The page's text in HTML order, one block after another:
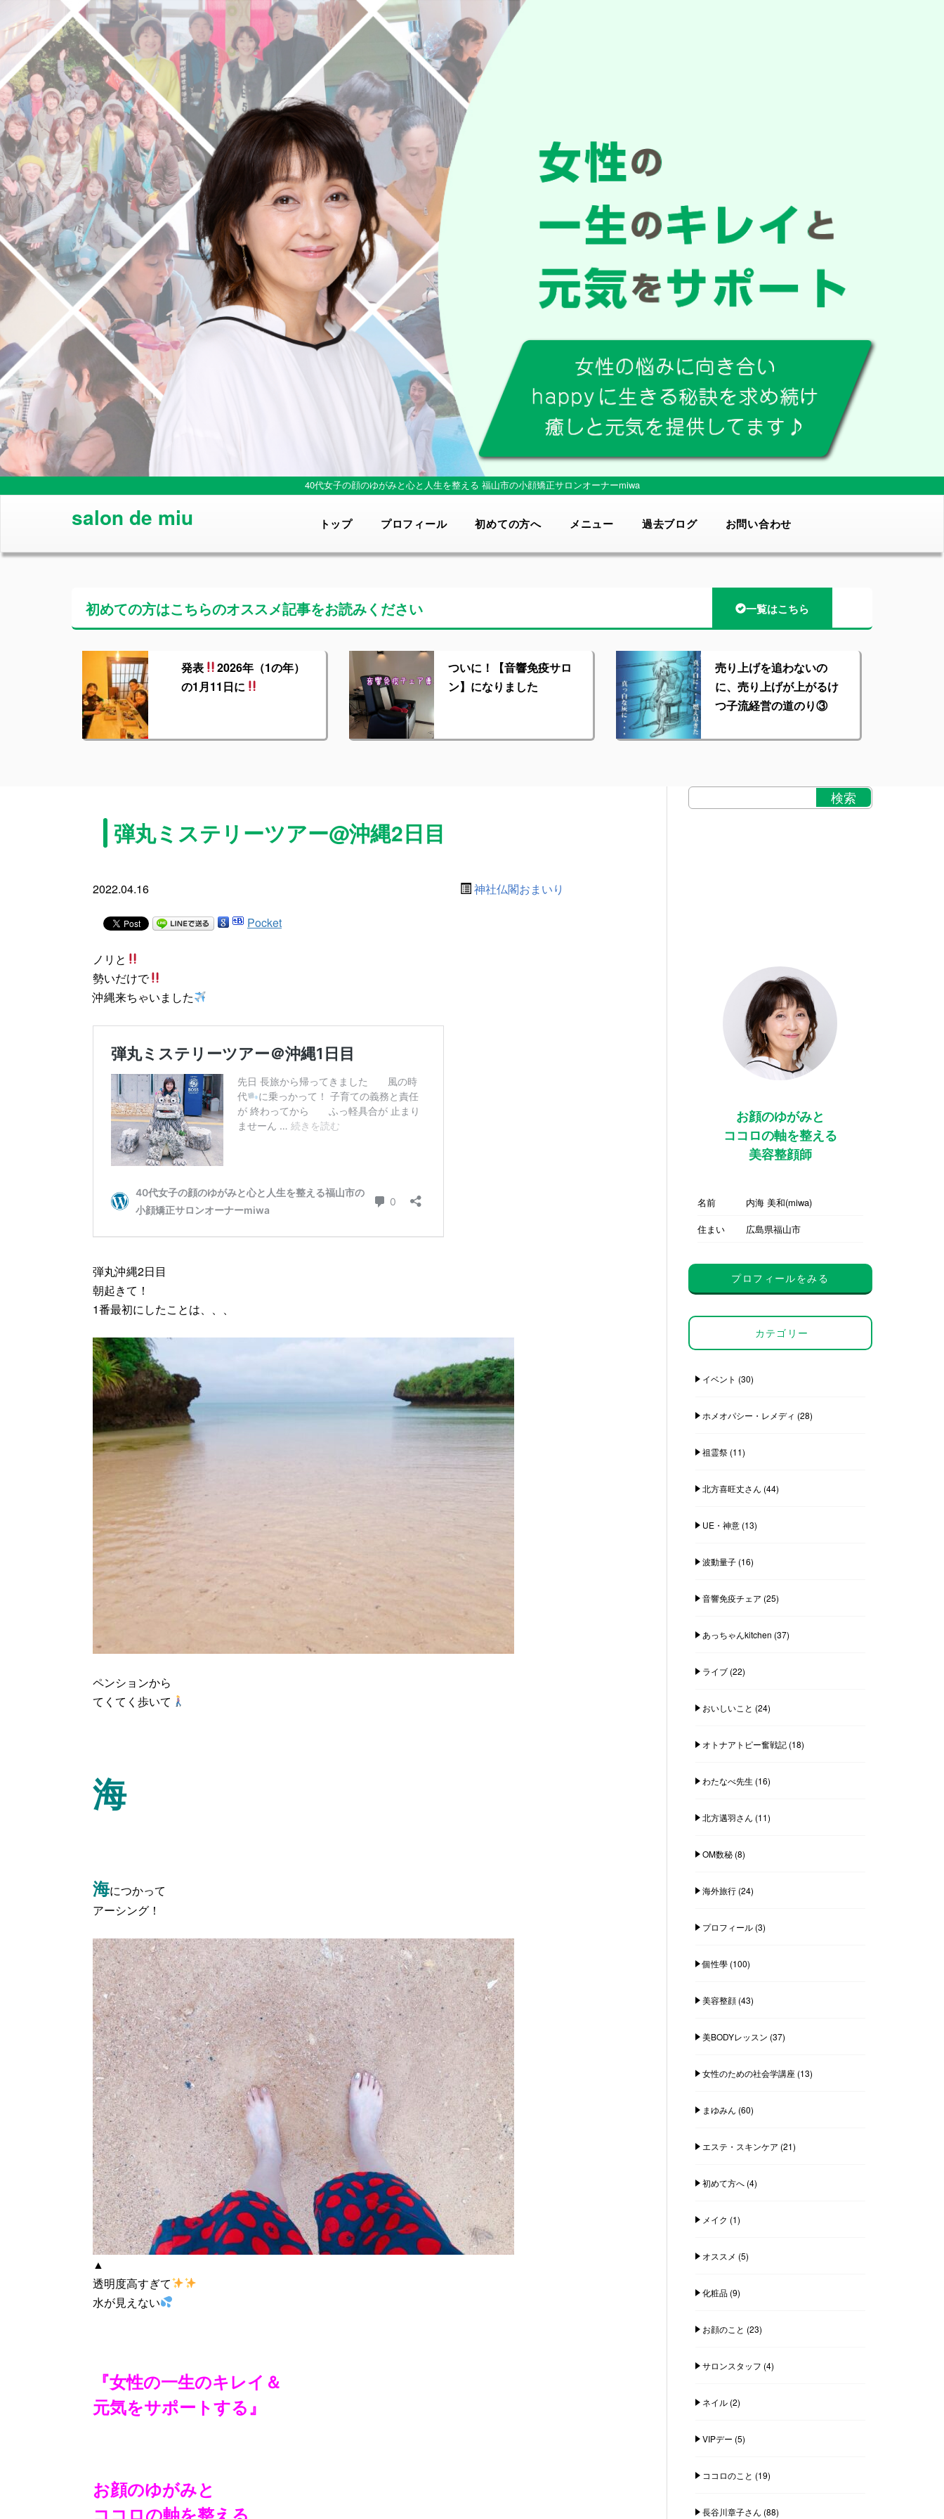
40代女子の顔のゆがみと心と人生を整える 福山市の小顔矯正サロンオーナーmiwa
salon de miu トップ プロフィール 初めての方へ メニュー 過去ブログ お問い合わせ
初めての方はこちらのオススメ記事をお読みください 一覧はこちら
発表
2026年（1の年）
の1月11日に
ついに！【音響免疫サロ
ン】になりました
売り上げを追わないの
に、売り上げが上がるけ
つ子流経営の道のり③
弾丸ミステリーツアー@沖縄2日目
2022.04.16 神社仏閣おまいり
Pocket
ノリと
勢いだけで
沖縄来ちゃいました
弾丸沖縄2日目
朝起きて！
1番最初にしたことは、、、
ペンションから
てくてく歩いて
海
海につかって
アーシング！
▲
透明度高すぎて
水が見えない
『女性の一生のキレイ＆
元気をサポートする』
お顔のゆがみと
ココロの軸を整える
お顔のゆがみと
ココロの軸を整える
美容整顔師
名前
内海 美和(miwa)
住まい
広島県福山市
プロフィールをみる
カテゴリー
イベント (30)
ホメオパシー・レメディ (28)
祖霊祭(11)
北方喜旺丈さん (44)
UE・神意(13)
波動量子(16)
音響免疫チェア (25)
あっちゃんkitchen (37)
ライブ(22)
おいしいこと (24)
オトナアトピー奮戦記(18)
わたなべ先生 (16)
北方邁羽さん (11)
OM数秘(8)
海外旅行(24)
プロフィール(3)
個性學(100)
美容整顔(43)
美BODYレッスン (37)
女性のための社会学講座(13)
まゆみん (60)
エステ・スキンケア (21)
初めて方へ(4)
メイク (1)
オススメ (5)
化粧品(9)
お顔のこと (23)
サロンスタッフ (4)
ネイル(2)
VIPデー (5)
ココロのこと (19)
長谷川章子さん (88)